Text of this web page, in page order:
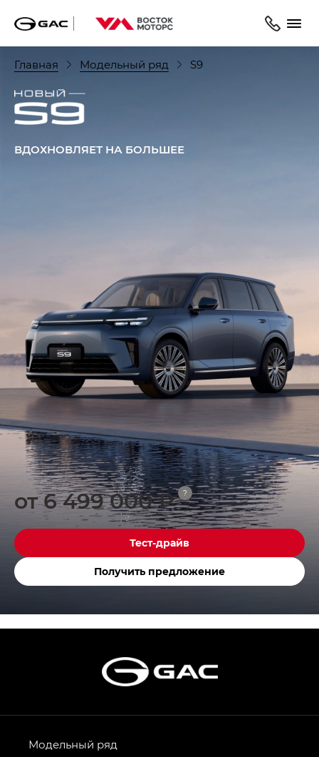
Главная Модельный ряд S9
ВДОХНОВЛЯЕТ НА БОЛЬШЕЕ
от 6 499 000 ₽ ?
Тест-драйв
Получить предложение
Модельный ряд